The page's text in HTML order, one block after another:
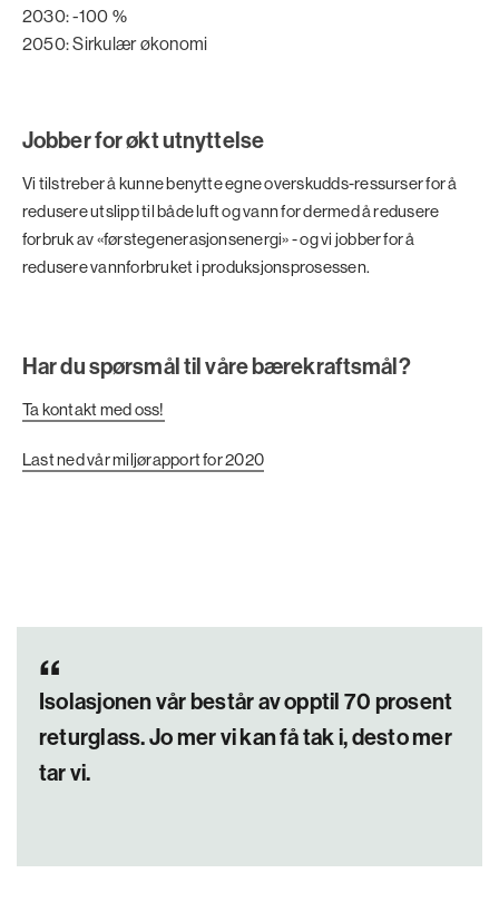
2030: -100 %
2050: Sirkulær økonomi
Jobber for økt utnyttelse
Vi tilstreber å kunne benytte egne overskudds-ressurser for å
redusere utslipp til både luft og vann for dermed å redusere
forbruk av «førstegenerasjonsenergi» - og vi jobber for å
redusere vannforbruket i produksjonsprosessen.
Har du spørsmål til våre bærekraftsmål?
Ta kontakt med oss!
Last ned vår miljørapport for 2020
Isolasjonen vår består av opptil 70 prosent
returglass. Jo mer vi kan få tak i, desto mer
tar vi.